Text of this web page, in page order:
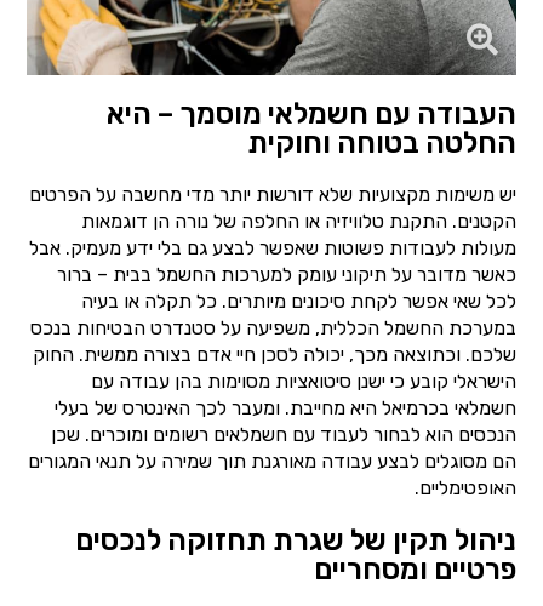
העבודה עם חשמלאי מוסמך – היא
החלטה בטוחה וחוקית
יש משימות מקצועיות שלא דורשות יותר מדי מחשבה על הפרטים
הקטנים. התקנת טלוויזיה או החלפה של נורה הן דוגמאות
מעולות לעבודות פשוטות שאפשר לבצע גם בלי ידע מעמיק. אבל
כאשר מדובר על תיקוני עומק למערכות החשמל בבית – ברור
לכל שאי אפשר לקחת סיכונים מיותרים. כל תקלה או בעיה
במערכת החשמל הכללית, משפיעה על סטנדרט הבטיחות בנכס
שלכם. וכתוצאה מכך, יכולה לסכן חיי אדם בצורה ממשית. החוק
הישראלי קובע כי ישנן סיטואציות מסוימות בהן עבודה עם
חשמלאי בכרמיאל היא מחייבת. ומעבר לכך האינטרס של בעלי
הנכסים הוא לבחור לעבוד עם חשמלאים רשומים ומוכרים. שכן
הם מסוגלים לבצע עבודה מאורגנת תוך שמירה על תנאי המגורים
האופטימליים.
ניהול תקין של שגרת תחזוקה לנכסים
פרטיים ומסחריים